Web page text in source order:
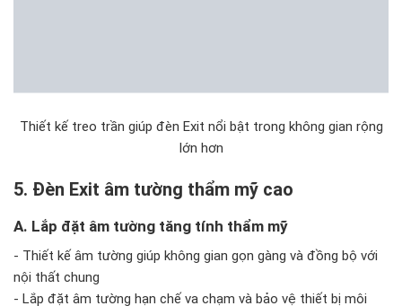
Thiết kế treo trần giúp đèn Exit nổi bật trong không gian rộng
lớn hơn
5. Đèn Exit âm tường thẩm mỹ cao
A. Lắp đặt âm tường tăng tính thẩm mỹ
- Thiết kế âm tường giúp không gian gọn gàng và đồng bộ với
nội thất chung
- Lắp đặt âm tường hạn chế va chạm và bảo vệ thiết bị môi